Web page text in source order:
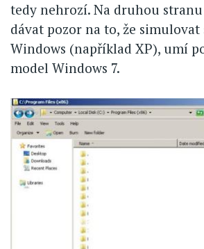
tedy nehrozí. Na druhou
dávat pozor na to, že simulovat
Windows (například XP), umí
model Windows 7.